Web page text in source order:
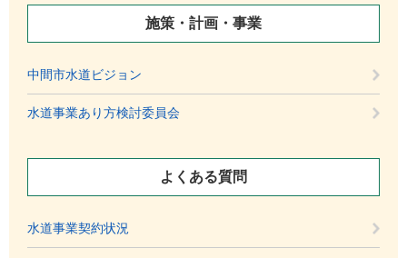
施策・計画・事業
中間市水道ビジョン
水道事業あり方検討委員会
よくある質問
水道事業契約状況